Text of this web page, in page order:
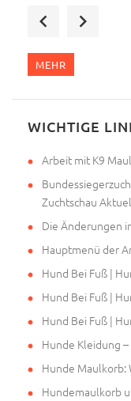
MEHR
WICHTIGE
Arbeit mit K9
Zuchtschau
Die Änderungen
Hauptmenü der
Hund Bei Fuß |
Hund Bei Fuß |
Hund Bei Fuß |
Hunde Kleidung
Hunde Maulkorb:
Hundemaulkorb